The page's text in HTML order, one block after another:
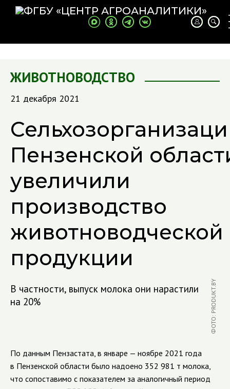
ЖИВОТНОВОДСТВО
21 декабря 2021
Пензенской
увеличили
производство
животноводческой
продукции
В частности, выпуск молока они нарастили
на 20%
ФОТО: PRODUKT.BY
По данным Пензастата, в январе — ноябре 2021 года
в Пензенской области было надоено 352 981 т молока,
что сопоставимо с показателем за аналогичный период